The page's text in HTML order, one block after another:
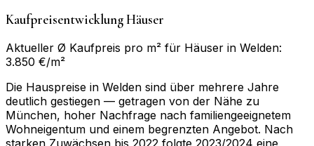
Kaufpreisentwicklung Häuser
Aktueller Ø Kaufpreis pro m² für Häuser in Welden:
3.850 €/m²
Die Hauspreise in Welden sind über mehrere Jahre
deutlich gestiegen — getragen von der Nähe zu
München, hoher Nachfrage nach familiengeeignetem
Wohneigentum und einem begrenzten Angebot. Nach
starken Zuwächsen bis 2022 folgte 2023/2024 eine